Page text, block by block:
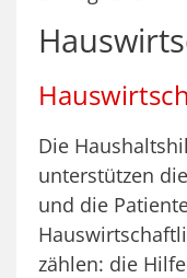
Die
unterstützen
und die
zählen: die